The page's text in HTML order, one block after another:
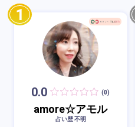
1
0.0 (0)
amore☆アモル
占い歴 不明